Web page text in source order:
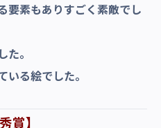
要素もありすごく素敵でし
。
いる絵でした。
賞】